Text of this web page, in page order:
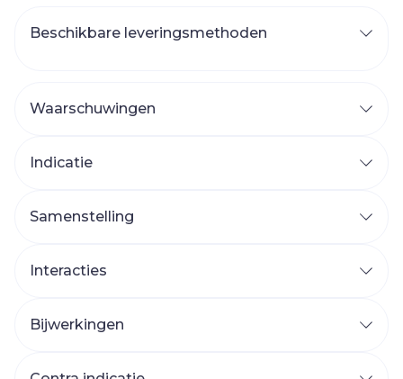
Beschikbare leveringsmethoden
Waarschuwingen
Indicatie
Samenstelling
Interacties
Bijwerkingen